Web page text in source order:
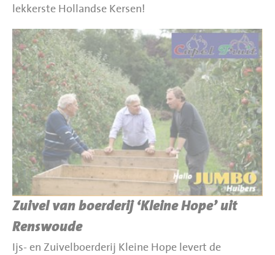
lekkerste Hollandse Kersen!
Zuivel van boerderij ‘Kleine Hope’ uit
Renswoude
Ijs- en Zuivelboerderij Kleine Hope levert de